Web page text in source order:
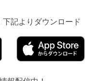
記よりダウンロード